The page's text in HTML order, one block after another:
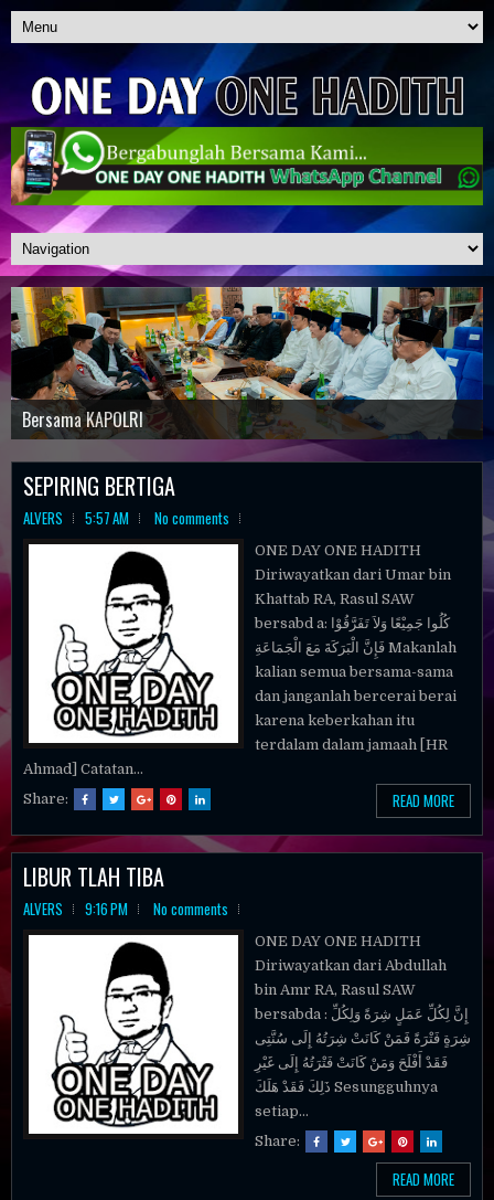
WhatsApp Channel : One Day One Hadith
Penerimaan Santri Baru 2026/2027
Tadarus Akbar
Sholat Tarawih Akbar
Bersama KAPOLRI
SEPIRING BERTIGA
ALVERS 5:57 AM No comments
ONE DAY ONE HADITH
Diriwayatkan dari Umar bin
Khattab RA, Rasul SAW
bersabd a: كُلُوا جَمِيْعًا وَلاَ تَفَرَّقُوْا
فَإِنَّ الْبَرَكَةَ مَعَ الْجَمَاعَةِ Makanlah
kalian semua bersama-sama
dan janganlah bercerai berai
karena keberkahan itu
terdalam dalam jamaah [HR
Ahmad] Catatan...
Share:
READ MORE
LIBUR TLAH TIBA
ALVERS 9:16 PM No comments
ONE DAY ONE HADITH
Diriwayatkan dari Abdullah
bin Amr RA, Rasul SAW
bersabda : إِنَّ لِكُلِّ عَمَلٍ شِرَةً وَلِكُلِّ
شِرَةٍ فَتْرَةً فَمَنْ كَانَتْ شِرَتُهُ إِلَى سُنَّتِى
فَقَدْ أَفْلَحَ وَمَنْ كَانَتْ فَتْرَتُهُ إِلَى غَيْرِ
ذَلِكَ فَقَدْ هَلَكَ Sesungguhnya
setiap...
Share:
READ MORE